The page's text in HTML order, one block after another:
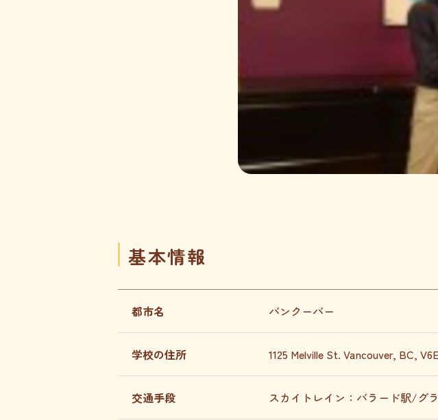
基本情報
都市名 バンクーバー
学校の住所 1125 Melville St. Vancouver, BC,
交通手段 スカイトレイン：バラード駅/グ